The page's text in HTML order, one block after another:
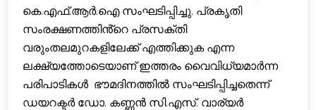
കെ.എഫ്.ആർ.ഐ സംഘടിപ്പിച്ചു. പ്രകൃതി
സംരക്ഷണത്തിൻ്റെ പ്രസക്തി
വരുംതലമുറകളിലേക്ക് എത്തിക്കുക എന്ന
ലക്ഷ്യത്തോടെയാണ് ഇത്തരം വൈവിധ്യമാർന്ന
പരിപാടികൾ ഭൗമദിനത്തില്‍ സംഘടിപ്പിച്ചതെന്ന്
ഡയറക്ടര്‍ ഡോ. കണ്ണൻ സി.എസ്. വാര്യർ